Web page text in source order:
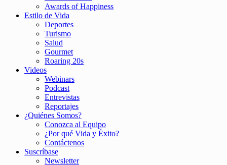
Awards of Happiness
Estilo de Vida
Deportes
Turismo
Salud
Gourmet
Roaring 20s
Videos
Webinars
Podcast
Entrevistas
Reportajes
¿Quiénes Somos?
Conozca al Equipo
¿Por qué Vida y Éxito?
Contáctenos
Suscríbase
Newsletter